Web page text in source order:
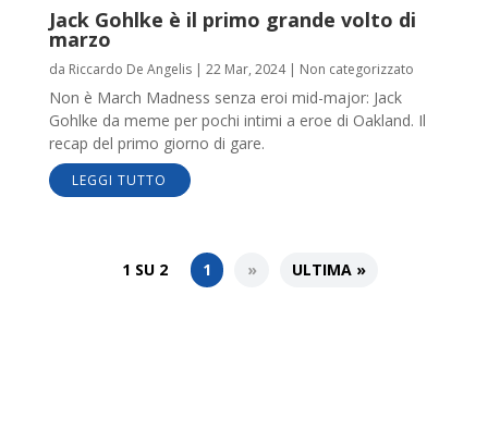
Jack Gohlke è il primo grande volto di
marzo
da Riccardo De Angelis| 22 Mar, 2024| Non categorizzato
Non è March Madness senza eroi mid-major: Jack
Gohlke da meme per pochi intimi a eroe di Oakland. Il
recap del primo giorno di gare.
LEGGI TUTTO
1 SU 2 1 » ULTIMA »